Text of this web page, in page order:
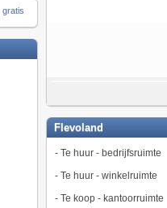
gratis
Flevoland
- Te huur - bedrijfsruimte
- Te huur - winkelruimte
- Te koop - kantoorruimte